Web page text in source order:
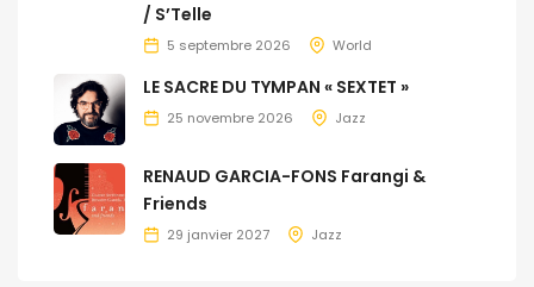
/ S’Telle
5 septembre 2026 World
LE SACRE DU TYMPAN « SEXTET »
25 novembre 2026 Jazz
RENAUD GARCIA-FONS Farangi &
Friends
29 janvier 2027 Jazz